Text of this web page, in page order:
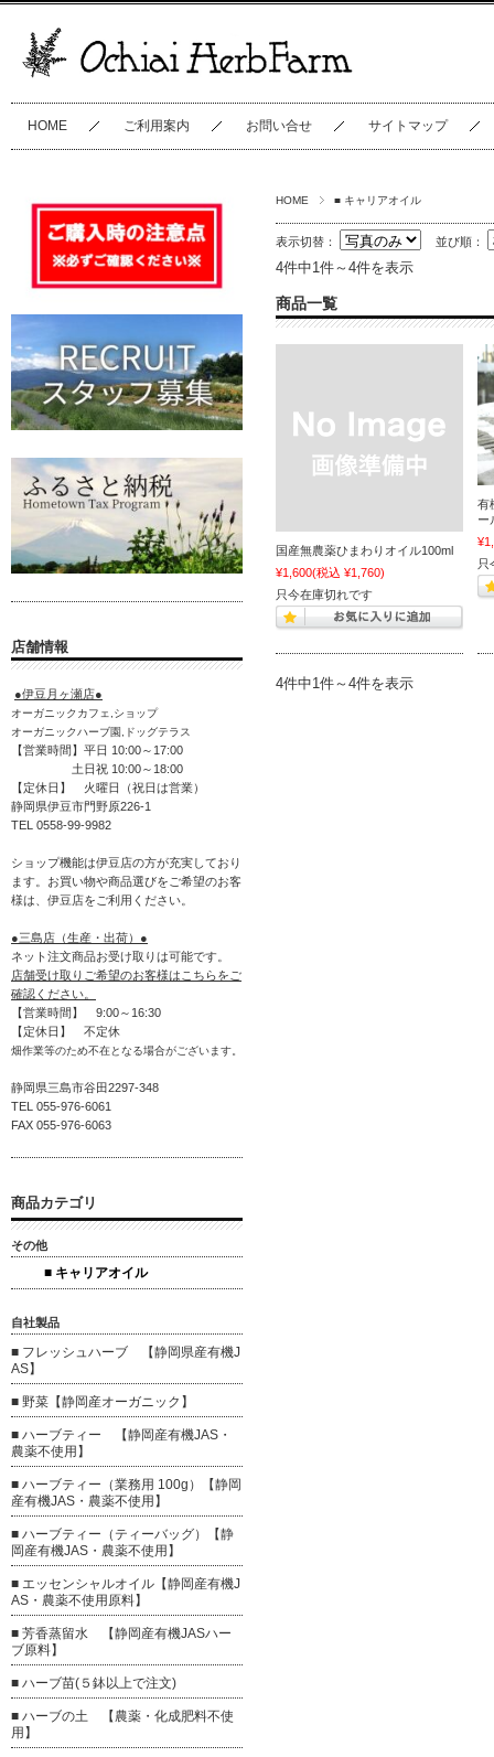
HOME ご利用案内 お問い合せ サイトマップ
HOME ■ キャリアオイル
表示切替： 並び順：
4件中1件～4件を表示
商品一覧
国産無農薬ひまわりオイル100ml
¥1,600(税込 ¥1,760)
只今在庫切れです
有
ー
只
4件中1件～4件を表示
店舗情報
●伊豆月ヶ瀬店●
オーガニックカフェ,ショップ
オーガニックハーブ園,ドッグテラス
【営業時間】平日 10:00～17:00
土日祝 10:00～18:00
【定休日】 火曜日（祝日は営業）
静岡県伊豆市門野原226-1
TEL 0558-99-9982
ショップ機能は伊豆店の方が充実しており
ます。お買い物や商品選びをご希望のお客
様は、伊豆店をご利用ください。
●三島店（生産・出荷）●
ネット注文商品お受け取りは可能です。
店舗受け取りご希望のお客様はこちらをご
確認ください。
【営業時間】 9:00～16:30
【定休日】 不定休
畑作業等のため不在となる場合がございます。
静岡県三島市谷田2297-348
TEL 055-976-6061
FAX 055-976-6063
商品カテゴリ
その他
■ キャリアオイル
自社製品
■ フレッシュハーブ 【静岡県産有機J
AS】
■ 野菜【静岡産オーガニック】
■ ハーブティー 【静岡産有機JAS・
農薬不使用】
■ ハーブティー（業務用 100g）【静岡
産有機JAS・農薬不使用】
■ ハーブティー（ティーバッグ）【静
岡産有機JAS・農薬不使用】
■ エッセンシャルオイル【静岡産有機J
AS・農薬不使用原料】
■ 芳香蒸留水 【静岡産有機JASハー
ブ原料】
■ ハーブ苗(５鉢以上で注文)
■ ハーブの土 【農薬・化成肥料不使
用】